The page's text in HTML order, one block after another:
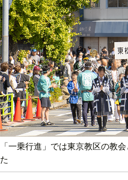
「一乗行進」では東京教区の教
た